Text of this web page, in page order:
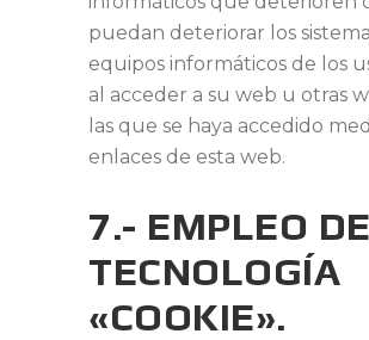
puedan deteriorar los
equipos informáticos de los
al acceder a su web u otras
las que se haya accedido
enlaces de esta web.
7.- EMPLEO
TECNOLOGÍA
«COOKIE».